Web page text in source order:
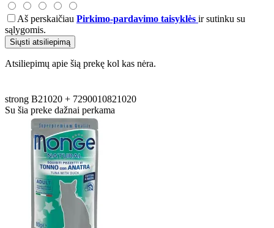
Aš perskaičiau Pirkimo-pardavimo taisyklės ir sutinku su
sąlygomis.
Siųsti atsiliepimą
Atsiliepimų apie šią prekę kol kas nėra.
strong B21020 + 7290010821020
Su šia preke dažnai perkama